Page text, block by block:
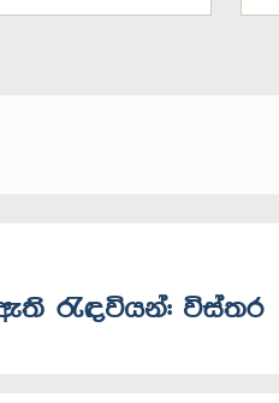
ඇති රැඳවියන්: විස්තර